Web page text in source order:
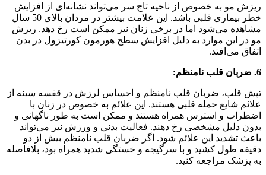
ریزش مو به خصوص از ناحیه تاج سر می‌تواند نشانه‌ای از افزایش
خطر بیماری قلبی باشد. این علامت بیشتر در مردان بالای 50 سال
مشاهده می‌شود اما در برخی زنان نیز ممکن است رخ دهد. ریزش
مو در این موارد به دلیل افزایش سطح هورمون کورتیزول در بدن
اتفاق می‌افتد.
6. ضربان قلب نامنظم:
تپش قلب، ضربان قلب نامنظم و احساس لرزش در قفسه سینه از
علائم شایع حمله قلبی هستند. این علائم به خصوص در زنان با
اضطراب و استرس همراه هستند و ممکن است به طور ناگهانی و
بدون دلیل مشخصی رخ دهند. فعالیت بدنی و ورزش نیز می‌تواند
باعث تشدید این علائم شود. اگر ضربان قلب نامنظم بیش از دو
دقیقه طول کشید و با سرگیجه و خستگی شدید همراه بود، بلافاصله
به پزشک مراجعه کنید.